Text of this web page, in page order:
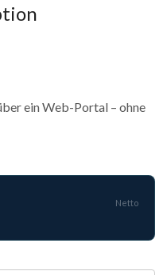
ein Web-Portal – ohne
Netto